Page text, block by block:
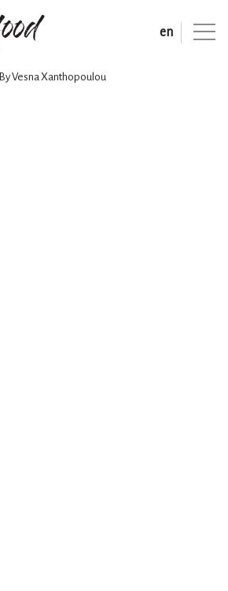
en
By Vesna Xanthopoulou